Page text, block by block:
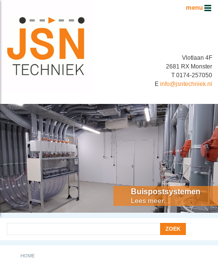
Energiek in buispostsystemen!
Buispostsystemen
Lees meer...
You are here
HOME
Vlotlaan 4F
2681 RX Monster
T 0174-257050
E info@jsntechniek.nl